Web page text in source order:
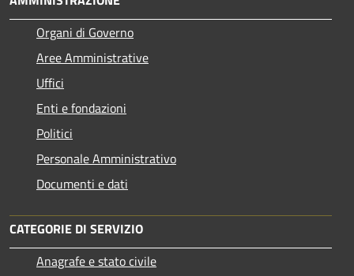
Organi di Governo
Aree Amministrative
Uffici
Enti e fondazioni
Politici
Personale Amministrativo
Documenti e dati
CATEGORIE DI SERVIZIO
Anagrafe e stato civile